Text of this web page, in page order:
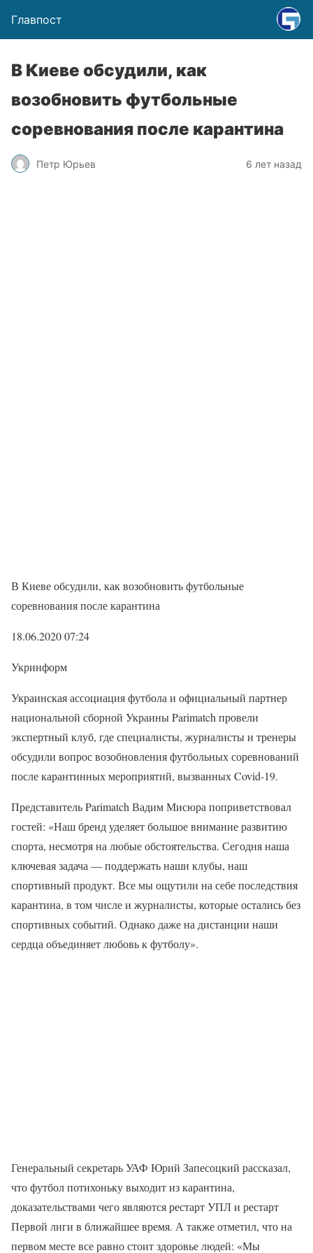
Главпост
В Киеве обсудили, как
возобновить футбольные
соревнования после карантина
Петр Юрьев 6 лет назад
В Киеве обсудили, как возобновить футбольные
соревнования после карантина
18.06.2020 07:24
Укринформ
Украинская ассоциация футбола и официальный партнер
национальной сборной Украины Parimatch провели
экспертный клуб, где специалисты, журналисты и тренеры
обсудили вопрос возобновления футбольных соревнований
после карантинных мероприятий, вызванных Covid-19.
Представитель Parimatch Вадим Мисюра поприветствовал
гостей: «Наш бренд уделяет большое внимание развитию
спорта, несмотря на любые обстоятельства. Сегодня наша
ключевая задача — поддержать наши клубы, наш
спортивный продукт. Все мы ощутили на себе последствия
карантина, в том числе и журналисты, которые остались без
спортивных событий. Однако даже на дистанции наши
сердца объединяет любовь к футболу».
Генеральный секретарь УАФ Юрий Запесоцкий рассказал,
что футбол потихоньку выходит из карантина,
доказательствами чего являются рестарт УПЛ и рестарт
Первой лиги в ближайшее время. А также отметил, что на
первом месте все равно стоит здоровье людей: «Мы